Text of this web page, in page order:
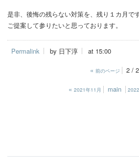
是非、後悔の残らない対策を、残り１カ月です
ご提案して参りたいと思っております。
Permalink by 日下淳 at 15:00
« 前のページ 2 / 2
« 2021年11月 main